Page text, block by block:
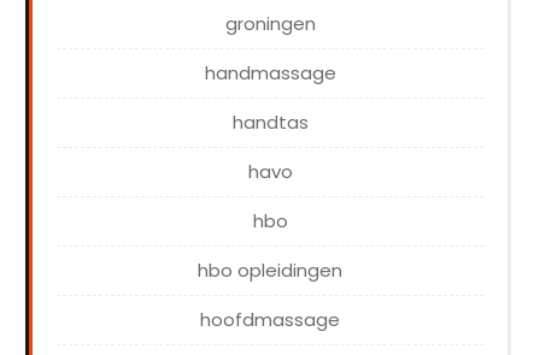
groningen
handmassage
handtas
havo
hbo
hbo opleidingen
hoofdmassage